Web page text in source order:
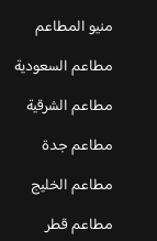
منيو المطاعم
مطاعم السعودية
مطاعم الشرقية
مطاعم جدة
مطاعم الخليج
مطاعم قطر